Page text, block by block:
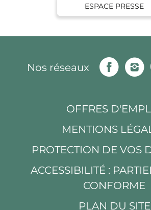
ESPACE PRESSE
Nos réseaux
OFFRES
MENTIONS
PROTECTION DE VOS
ACCESSIBILITÉ :
CONFORME
PLAN DU SITE